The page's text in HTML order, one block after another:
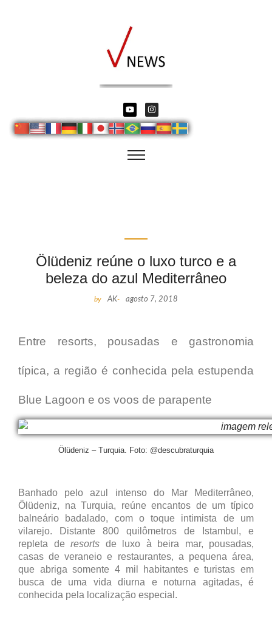
Ölüdeniz reúne o luxo turco e a
beleza do azul Mediterrâneo
by AK- agosto 7, 2018
Entre resorts, pousadas e gastronomia
típica, a região é conhecida pela estupenda
Blue Lagoon e os voos de parapente
Ölüdeniz – Turquia. Foto: @descubraturquia
Banhado pelo azul intenso do Mar Mediterrâneo,
Ölüdeniz, na Turquia, reúne encantos de um típico
balneário badalado, com o toque intimista de um
vilarejo. Distante 800 quilômetros de Istambul, e
repleta de resorts de luxo à beira mar, pousadas,
casas de veraneio e restaurantes, a pequena área,
que abriga somente 4 mil habitantes e turistas em
busca de uma vida diurna e noturna agitadas, é
conhecida pela localização especial.